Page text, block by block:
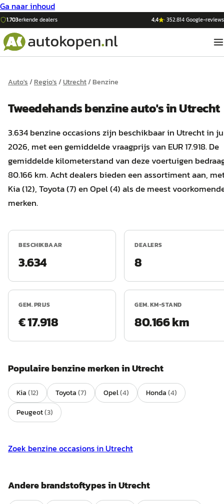
Ga naar inhoud
1.703erkende dealers 4,4 ·352.814Google-reviews
Auto's/Regio's/Utrecht/Benzine
Tweedehandsbenzineauto'sinUtrecht
3.634 benzine occasions zijn beschikbaar in Utrecht in
2026, met een gemiddelde vraagprijs van EUR 17.918. De
gemiddelde kilometerstand van deze voertuigen
80.166 km. Acht dealers bieden een assortiment aan,
Kia (12), Toyota (7) en Opel (4) als de meest
merken.
BESCHIKBAAR
3.634
DEALERS
8
GEM. PRIJS
€ 17.918
GEM. KM-STAND
80.166 km
Populairebenzinemerken inUtrecht
Kia(12) Toyota(7) Opel(4) Honda(4)
Peugeot(3)
Zoek benzine occasions in Utrecht
Andere brandstoftypes inUtrecht